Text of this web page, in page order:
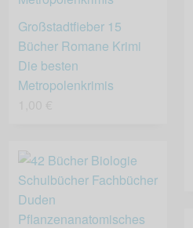
Großstadtfieber 15
Bücher Romane Krimi
Die besten
Metropolenkrimis